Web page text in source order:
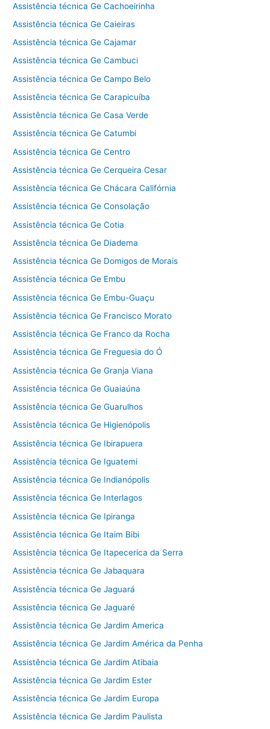
Assistência técnica Ge Cachoeirinha
Assistência técnica Ge Caieiras
Assistência técnica Ge Cajamar
Assistência técnica Ge Cambuci
Assistência técnica Ge Campo Belo
Assistência técnica Ge Carapicuíba
Assistência técnica Ge Casa Verde
Assistência técnica Ge Catumbi
Assistência técnica Ge Centro
Assistência técnica Ge Cerqueira Cesar
Assistência técnica Ge Chácara Califórnia
Assistência técnica Ge Consolação
Assistência técnica Ge Cotia
Assistência técnica Ge Diadema
Assistência técnica Ge Domigos de Morais
Assistência técnica Ge Embu
Assistência técnica Ge Embu-Guaçu
Assistência técnica Ge Francisco Morato
Assistência técnica Ge Franco da Rocha
Assistência técnica Ge Freguesia do Ó
Assistência técnica Ge Granja Viana
Assistência técnica Ge Guaiaúna
Assistência técnica Ge Guarulhos
Assistência técnica Ge Higienópolis
Assistência técnica Ge Ibirapuera
Assistência técnica Ge Iguatemi
Assistência técnica Ge Indianópolis
Assistência técnica Ge Interlagos
Assistência técnica Ge Ipiranga
Assistência técnica Ge Itaim Bibi
Assistência técnica Ge Itapecerica da Serra
Assistência técnica Ge Jabaquara
Assistência técnica Ge Jaguará
Assistência técnica Ge Jaguaré
Assistência técnica Ge Jardim America
Assistência técnica Ge Jardim América da Penha
Assistência técnica Ge Jardim Atibaia
Assistência técnica Ge Jardim Ester
Assistência técnica Ge Jardim Europa
Assistência técnica Ge Jardim Paulista